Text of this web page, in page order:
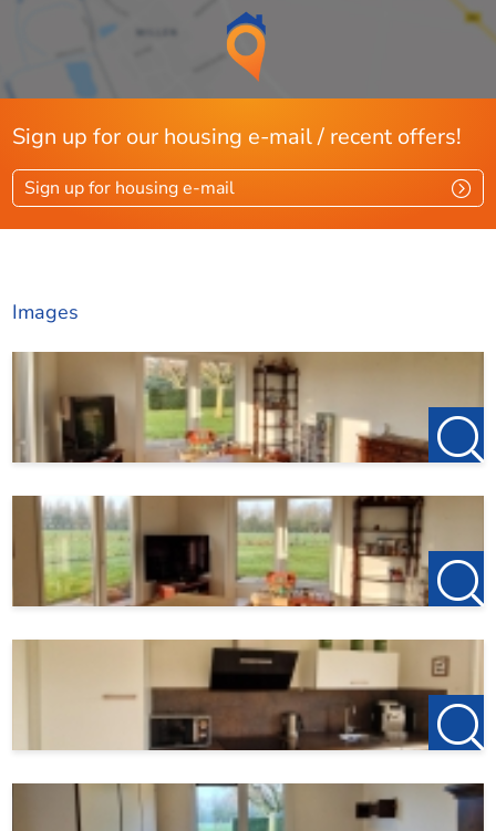
Sign up for our housing e-mail / recent offers!
Sign up for housing e-mail
Images